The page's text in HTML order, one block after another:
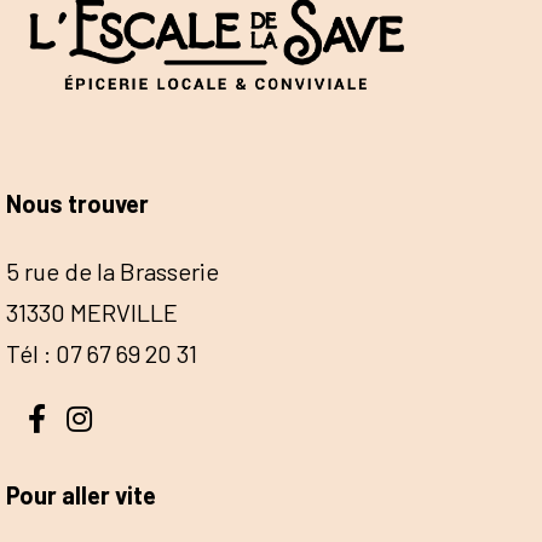
Nous trouver
5 rue de la Brasserie
31330 MERVILLE
Tél : 07 67 69 20 31
Pour aller vite